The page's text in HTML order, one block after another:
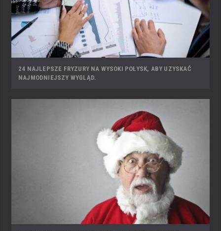
24 NAJLEPSZE FRYZURY NA WYSOKI POŁYSK, ABY UZYSKAĆ
NAJMODNIEJSZY WYGLĄD.